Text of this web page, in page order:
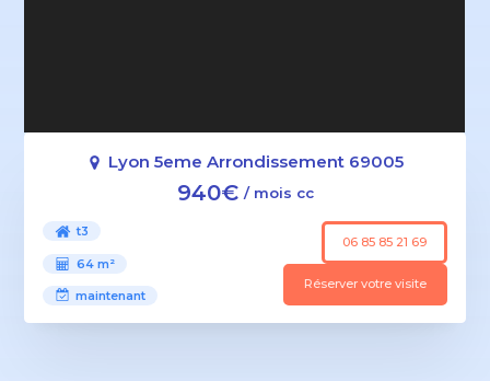
Lyon 5eme Arrondissement 69005
940€ / mois cc
t3
64 m²
maintenant
06 85 85 21 69
Réserver votre visite